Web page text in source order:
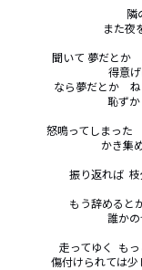
隣
また夜
聞いて 夢だとか
得意
なら夢だとか　
恥ず
怒鳴ってしまった
かき集
振り返れば
もう辞めると
誰かの
走ってゆく  も
傷付けられては少